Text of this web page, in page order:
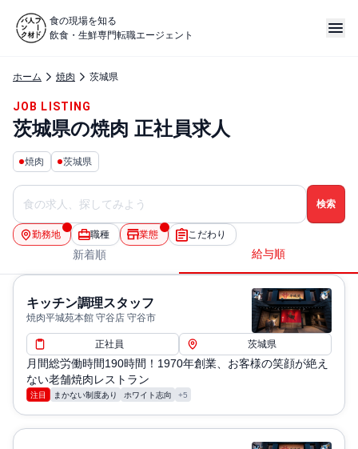
食の現場を知る
飲食・生鮮専門転職エージェント
ホーム 焼肉 茨城県
JOB LISTING
茨城県の焼肉 正社員求人
焼肉 茨城県
勤務地 職種 業態 こだわり
新着順 給与順
キッチン調理スタッフ
焼肉平城苑本館 守谷店 守谷市
正社員 茨城県
月間総労働時間190時間！1970年創業、お客様の笑顔が絶え
ない老舗焼肉レストラン
注目 まかない制度あり ホワイト志向 +5